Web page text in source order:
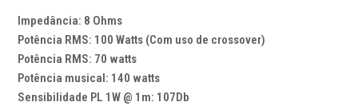
Impedância: 8 Ohms
Potência RMS: 100 Watts (Com uso de crossover)
Potência RMS: 70 watts
Potência musical: 140 watts
Sensibilidade PL 1W @ 1m: 107Db